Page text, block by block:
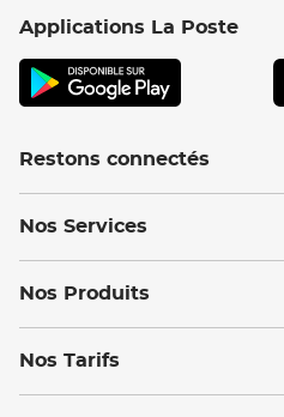
Applications La Poste
Restons connectés
Nos Services
Nos Produits
Nos Tarifs